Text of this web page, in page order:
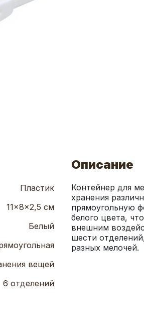
Пластик
11x8x2,5 см
Белый
вещей
6 отделений
Описание
Контейнер для
хранения
прямоугольную
белого цвета,
внешним
шести
разных мелочей.